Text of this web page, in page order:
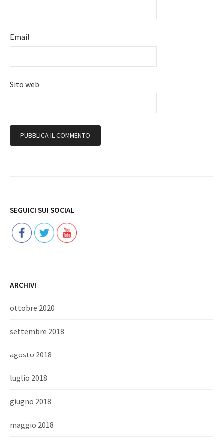
Email
Sito web
SEGUICI SUI SOCIAL
ARCHIVI
ottobre 2020
settembre 2018
agosto 2018
luglio 2018
giugno 2018
maggio 2018